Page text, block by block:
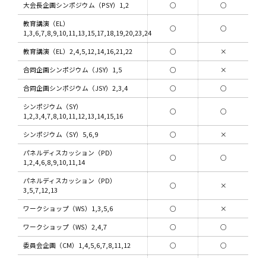
大会長企画シンポジウム（PSY）1,2 ○ ○
教育講演（EL）
1,3,6,7,8,9,10,11,13,15,17,18,19,20,23,24
○ ○
教育講演（EL）2,4,5,12,14,16,21,22 ○ ×
合同企画シンポジウム（JSY）1,5 ○ ×
合同企画シンポジウム（JSY）2,3,4 ○ ○
シンポジウム（SY）
1,2,3,4,7,8,10,11,12,13,14,15,16
○ ○
シンポジウム（SY）5,6,9 ○ ×
パネルディスカッション（PD）
1,2,4,6,8,9,10,11,14
○ ○
パネルディスカッション（PD）
3,5,7,12,13
○ ×
ワークショップ（WS）1,3,5,6 ○ ×
ワークショップ（WS）2,4,7 ○ ○
委員会企画（CM）1,4,5,6,7,8,11,12 ○ ○